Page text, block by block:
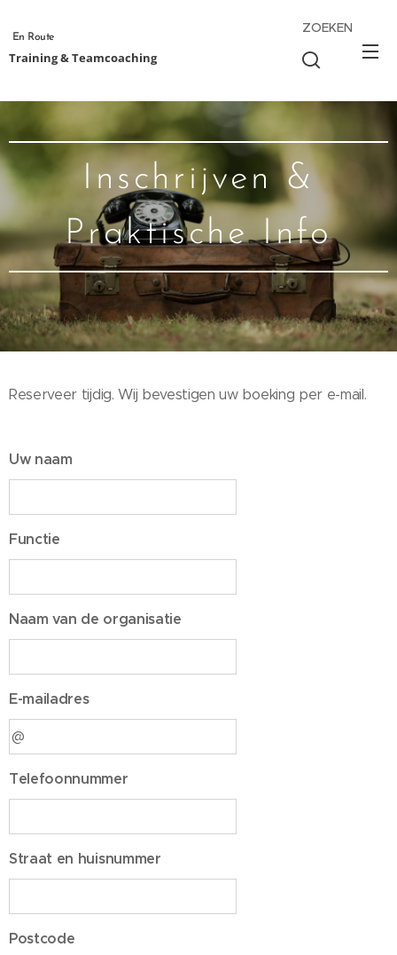
En Route
Training & Teamcoaching
ZOEKEN
Inschrijven &
Praktische Info
Reserveer tijdig. Wij bevestigen uw boeking per e-mail.
Uw naam
Functie
Naam van de organisatie
E-mailadres
Telefoonnummer
Straat en huisnummer
Postcode